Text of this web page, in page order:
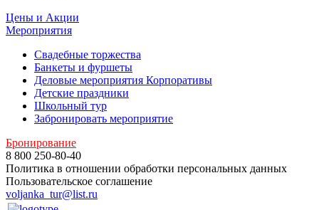
Цены и Акции
Мероприятия
Свадебные торжества
Банкеты и фуршеты
Деловые мероприятия Корпоративы
Детские праздники
Школьный тур
Забронировать мероприятие
Бронирование
8 800 250-80-40
Политика в отношении обработки персональных данных
Пользовательское соглашение
voljanka_tur@list.ru